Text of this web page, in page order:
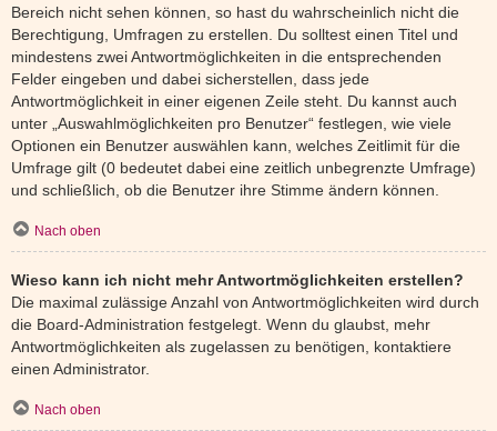
Bereich nicht sehen können, so hast du wahrscheinlich nicht die
Berechtigung, Umfragen zu erstellen. Du solltest einen Titel und
mindestens zwei Antwortmöglichkeiten in die entsprechenden
Felder eingeben und dabei sicherstellen, dass jede
Antwortmöglichkeit in einer eigenen Zeile steht. Du kannst auch
unter „Auswahlmöglichkeiten pro Benutzer“ festlegen, wie viele
Optionen ein Benutzer auswählen kann, welches Zeitlimit für die
Umfrage gilt (0 bedeutet dabei eine zeitlich unbegrenzte Umfrage)
und schließlich, ob die Benutzer ihre Stimme ändern können.
Nach oben
Wieso kann ich nicht mehr Antwortmöglichkeiten erstellen?
Die maximal zulässige Anzahl von Antwortmöglichkeiten wird durch
die Board-Administration festgelegt. Wenn du glaubst, mehr
Antwortmöglichkeiten als zugelassen zu benötigen, kontaktiere
einen Administrator.
Nach oben